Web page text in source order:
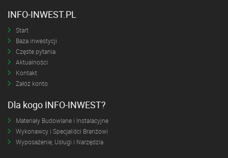
INFO-INWEST.PL
Start
Baza inwestycji
Częste pytania
Aktualności
Kontakt
Załóż konto
Dla kogo INFO-INWEST?
Materiały Budowlane i Instalacyjne
Wykonawcy i Specjaliści Branżowi
Wyposażenie, Usługi i Narzędzia